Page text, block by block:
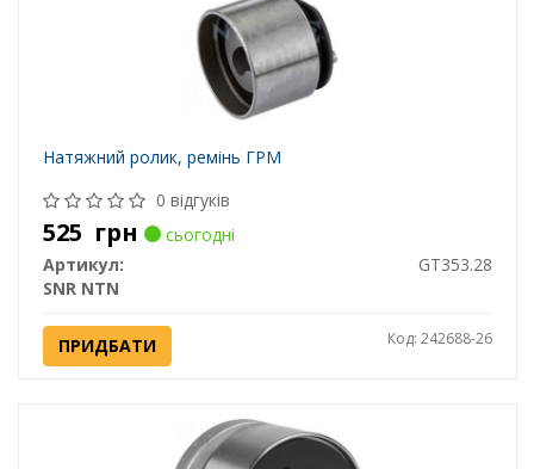
Натяжний ролик, ремінь ГРМ
0 відгуків
525 грн
сьогодні
Артикул:
GT353.28
SNR NTN
ПРИДБАТИ Код: 242688-26